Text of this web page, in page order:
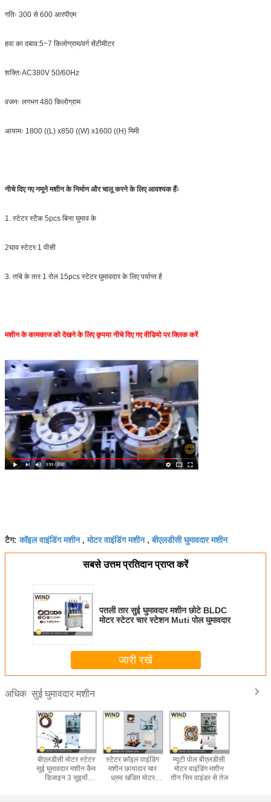
गतिः 300 से 600 आरपीएम
हवा का दबाव:5~7 किलोग्राम/वर्ग सेंटीमीटर
शक्तिःAC380V 50/60Hz
वजनः लगभग 480 किलोग्राम
आयामः 1800 ((L) x850 ((W) x1600 ((H) मिमी
नीचे दिए गए नमूने मशीन के निर्माण और चालू करने के लिए आवश्यक हैंः
1. स्टेटर स्टैक 5pcs बिना घुमाव के
2घाव स्टेटर 1 पीसी
3. तांबे के तार 1 रोल 15pcs स्टेटर घुमावदार के लिए पर्याप्त है
मशीन के कामकाज को देखने के लिए कृपया नीचे दिए गए वीडियो पर क्लिक करें
टैग:कॉइल वाइंडिंग मशीन,मोटर वाइंडिंग मशीन,बीएलडीसी घुमावदार मशीन
सबसे उत्तम प्रतिदान प्राप्त करें
पतली तार सुई घुमावदार मशीन छोटे BLDC
मोटर स्टेटर चार स्टेशन Muti पोल घुमावदार
जारी रखें
अधिक सुई घुमावदार मशीन
बीएलडीसी मोटर स्टेटर
सुई घुमावदार मशीन कैम
डिजाइन 3 सुइयों
स्टेटर कॉइल वाइंडिंग
मशीन छायादार चार
ध्रुव खंडित मोटर
म्यूटी पोल बीएलडीसी
मोटर वाइंडिंग मशीन
तीन सिर वाइंडर से तेज